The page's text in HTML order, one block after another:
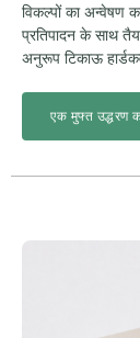
विकल्पों का अन्वेषण
प्रतिपादन के साथ
अनुरूप टिकाऊ
एक मुफ्त उद्धरण